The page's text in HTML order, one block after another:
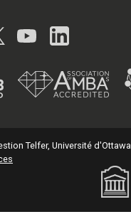
Twitter
YouTubeLinkedIn
Telfer, Université d'Ottawa